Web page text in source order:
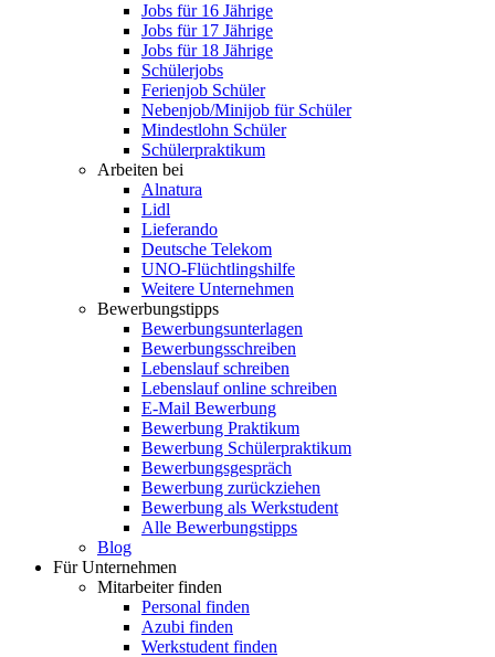
Jobs für 16 Jährige
Jobs für 17 Jährige
Jobs für 18 Jährige
Schülerjobs
Ferienjob Schüler
Nebenjob/Minijob für Schüler
Mindestlohn Schüler
Schülerpraktikum
Arbeiten bei
Alnatura
Lidl
Lieferando
Deutsche Telekom
UNO-Flüchtlingshilfe
Weitere Unternehmen
Bewerbungstipps
Bewerbungsunterlagen
Bewerbungsschreiben
Lebenslauf schreiben
Lebenslauf online schreiben
E-Mail Bewerbung
Bewerbung Praktikum
Bewerbung Schülerpraktikum
Bewerbungsgespräch
Bewerbung zurückziehen
Bewerbung als Werkstudent
Alle Bewerbungstipps
Blog
Für Unternehmen
Mitarbeiter finden
Personal finden
Azubi finden
Werkstudent finden